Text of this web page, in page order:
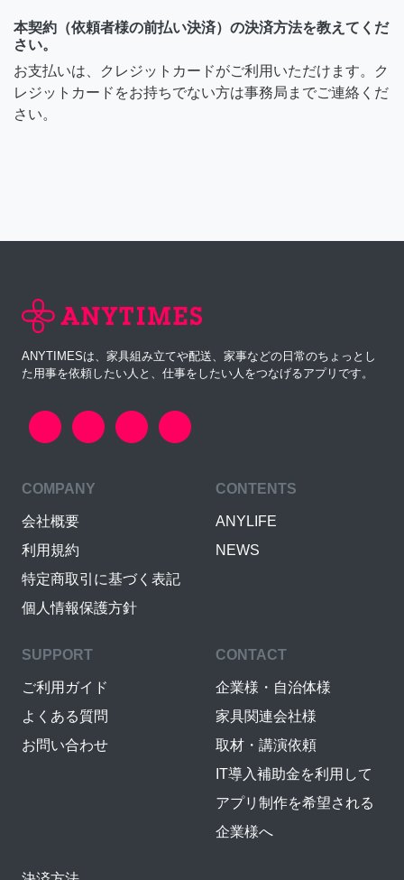
本契約（依頼者様の前払い決済）の決済方法を教えてくだ
さい。
お支払いは、クレジットカードがご利用いただけます。ク
レジットカードをお持ちでない方は事務局までご連絡くだ
さい。
ANYTIMESは、家具組み立てや配送、家事などの日常のちょっとし
た用事を依頼したい人と、仕事をしたい人をつなげるアプリです。
COMPANY
会社概要
利用規約
特定商取引に基づく表記
個人情報保護方針
CONTENTS
ANYLIFE
NEWS
SUPPORT
ご利用ガイド
よくある質問
お問い合わせ
CONTACT
企業様・自治体様
家具関連会社様
取材・講演依頼
IT導入補助金を利用して
アプリ制作を希望される
企業様へ